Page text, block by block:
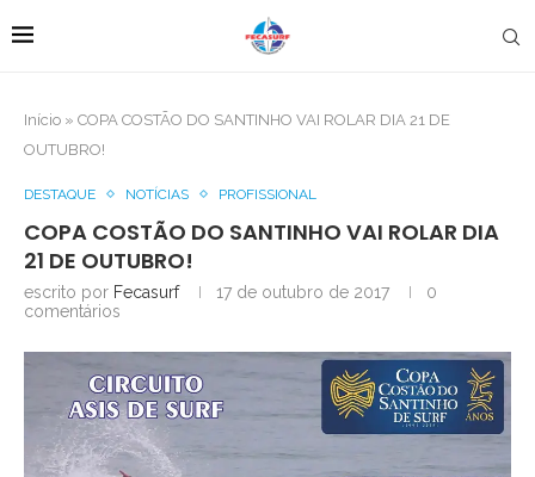
Início » COPA COSTÃO DO SANTINHO VAI ROLAR DIA 21 DE
OUTUBRO!
DESTAQUE NOTÍCIAS PROFISSIONAL
COPA COSTÃO DO SANTINHO VAI ROLAR DIA
21 DE OUTUBRO!
escrito por Fecasurf 17 de outubro de 2017
0
comentários